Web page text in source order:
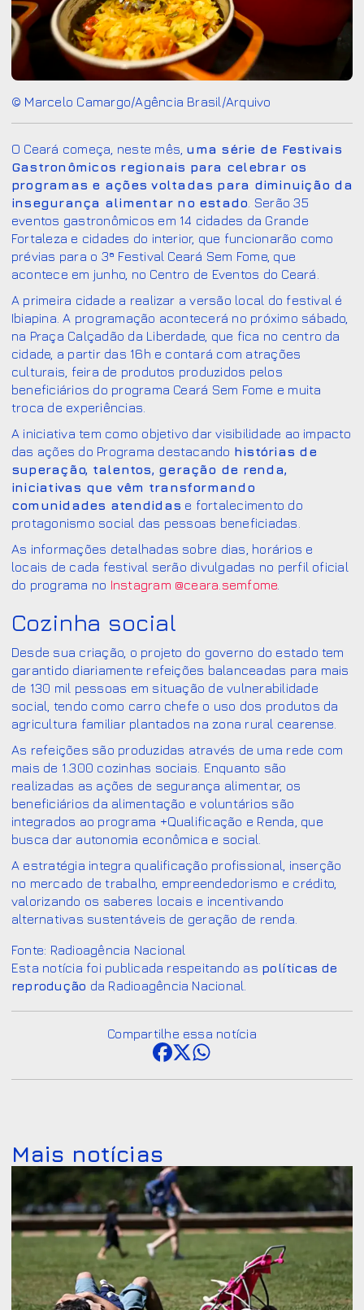
© Marcelo Camargo/Agência Brasil/Arquivo
O Ceará começa, neste mês, uma série de Festivais
Gastronômicos regionais para celebrar os
programas e ações voltadas para diminuição da
insegurança alimentar no estado . Serão 35
eventos gastronômicos em 14 cidades da Grande
Fortaleza e cidades do interior, que funcionarão como
prévias para o 3ª Festival Ceará Sem Fome, que
acontece em junho, no Centro de Eventos do Ceará.
A primeira cidade a realizar a versão local do festival é
Ibiapina. A programação acontecerá no próximo sábado,
na Praça Calçadão da Liberdade, que fica no centro da
cidade, a partir das 16h e contará com atrações
culturais, feira de produtos produzidos pelos
beneficiários do programa Ceará Sem Fome e muita
troca de experiências.
A iniciativa tem como objetivo dar visibilidade ao impacto
das ações do Programa destacando histórias de
superação, talentos, geração de renda,
iniciativas que vêm transformando
comunidades atendidas e fortalecimento do
protagonismo social das pessoas beneficiadas.
As informações detalhadas sobre dias, horários e
locais de cada festival serão divulgadas no perfil oficial
do programa no Instagram @ceara.semfome
Cozinha social
Desde sua criação, o projeto do governo do estado tem
garantido diariamente refeições balanceadas para mais
de 130 mil pessoas em situação de vulnerabilidade
social, tendo como carro chefe o uso dos produtos da
agricultura familiar plantados na zona rural cearense.
As refeições são produzidas através de uma rede com
mais de 1.300 cozinhas sociais. Enquanto são
realizadas as ações de segurança alimentar, os
beneficiários da alimentação e voluntários são
integrados ao programa +Qualificação e Renda, que
busca dar autonomia econômica e social.
A estratégia integra qualificação profissional, inserção
no mercado de trabalho, empreendedorismo e crédito,
valorizando os saberes locais e incentivando
alternativas sustentáveis de geração de renda.
Fonte: Radioagência Nacional
Esta notícia foi publicada respeitando as políticas de
reprodução da Radioagência Nacional.
Compartilhe essa notícia
Mais notícias